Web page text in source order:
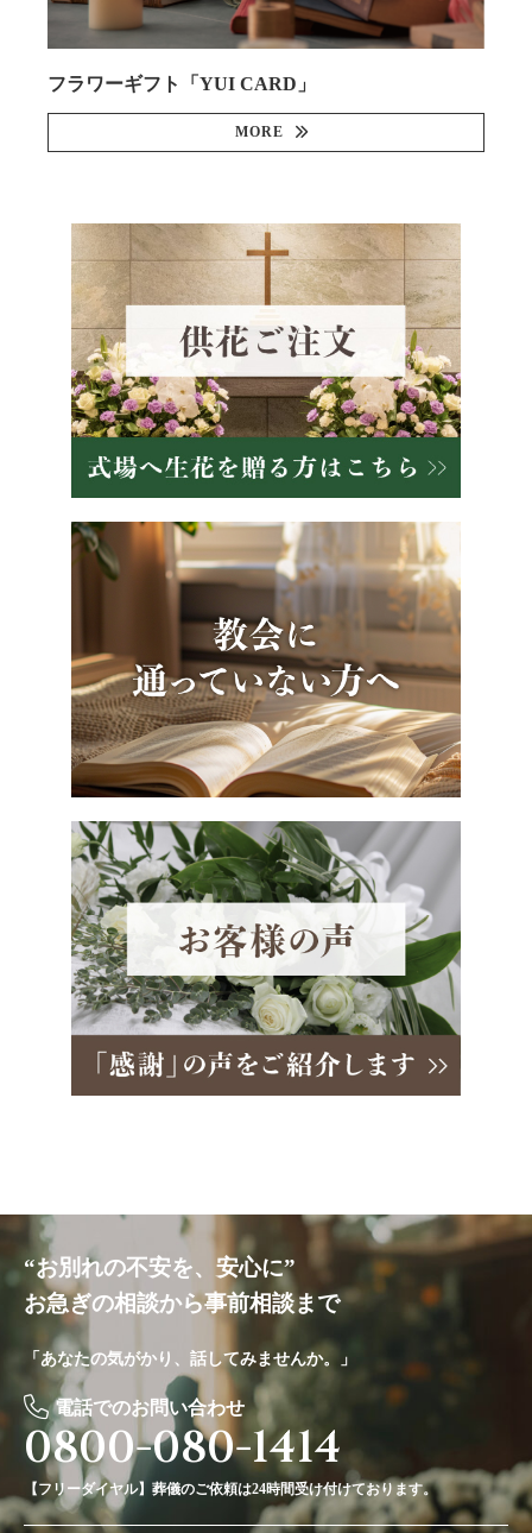
フラワーギフト「YUI CARD」
MORE
“お別れの不安を、安心に”
お急ぎの相談から事前相談まで
「あなたの気がかり、話してみませんか。」
電話でのお問い合わせ
0800-080-1414
【フリーダイヤル】葬儀のご依頼は24時間受け付けております。